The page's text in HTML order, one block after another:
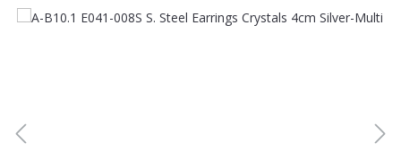
Afbeeldingengalerij overslaan